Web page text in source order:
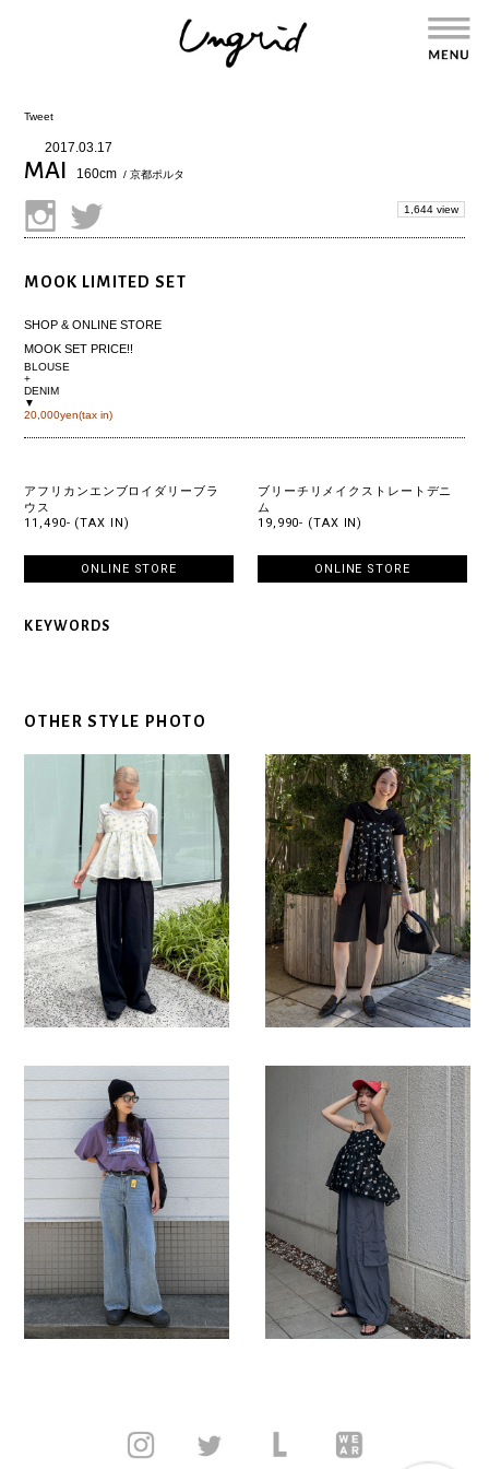
Tweet
2017.03.17
MAI 160cm / 京都ポルタ
1,644 view
MOOK LIMITED SET
SHOP &ONLINE STORE
MOOK SET PRICE!!
BLOUSE
+
DENIM
▼
20,000yen(tax in)
アフリカンエンブロイダリーブラ
ウス
11,490- (TAX IN)
ONLINE STORE
ブリーチリメイクストレートデニ
ム
19,990- (TAX IN)
ONLINE STORE
KEYWORDS
OTHER STYLE PHOTO